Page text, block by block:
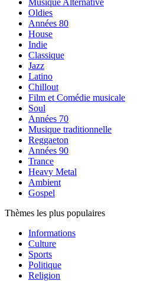
Musique Alternative
Oldies
Années 80
House
Indie
Classique
Jazz
Latino
Chillout
Film et Comédie musicale
Soul
Années 70
Musique traditionnelle
Reggaeton
Années 90
Trance
Heavy Metal
Ambient
Gospel
Thèmes les plus populaires
Informations
Culture
Sports
Politique
Religion